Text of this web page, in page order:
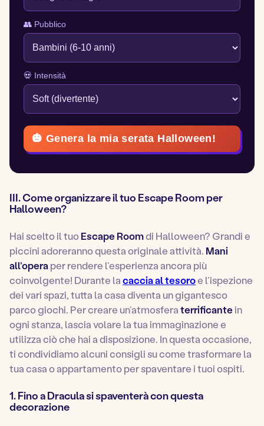
👥 Pubblico
💀 Intensità
🎃 Genera la mia serata Halloween!
III. Come organizzare il tuo Escape Room per
Halloween?
Hai scelto il tuoEscape Roomdi Halloween? Grandi e
piccini adoreranno questa originale attività. Mani
all’operaper rendere l’esperienza ancora più
coinvolgente! Durante lacaccia al tesoroe l’ispezione
dei vari spazi, tutta la casa diventa un gigantesco
parco giochi. Per creare un’atmosferaterrificantein
ogni stanza, lascia volare la tua immaginazione e
utilizza ciò che hai a disposizione. In questa occasione,
ti condividiamo alcuni consigli su come trasformare la
tua casa o appartamento per spaventare i tuoi ospiti.
1. Fino a Dracula si spaventerà con questa
decorazione